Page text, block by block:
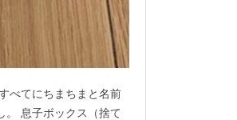
べてにちまちまと名前
。 息子ボックス（捨て